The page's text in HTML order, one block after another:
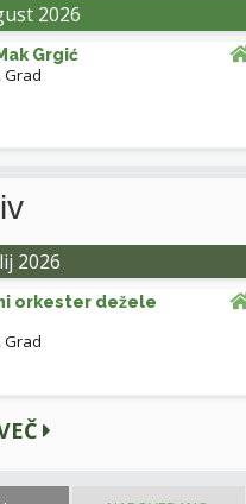
2026
Grgić
,Grad
2026
orkester dežele
,Grad